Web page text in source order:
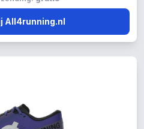
All4running.nl